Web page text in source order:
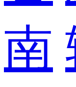
南